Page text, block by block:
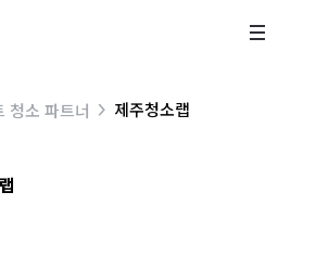
청소 파트너 제주청소랩